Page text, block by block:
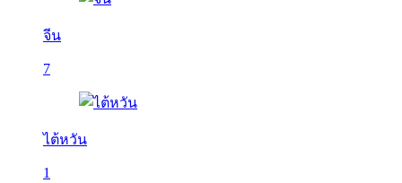
จีน
7
ไต้หวัน
1